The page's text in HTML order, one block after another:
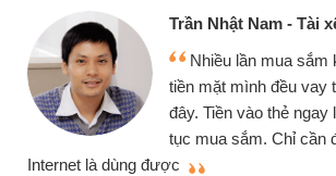
Trần Nhật Nam - Tài
Nhiều lần mua sắm
tiền mặt mình đều vay
đây. Tiền vào thẻ ngay
tục mua sắm. Chỉ cần
Internet là dùng được